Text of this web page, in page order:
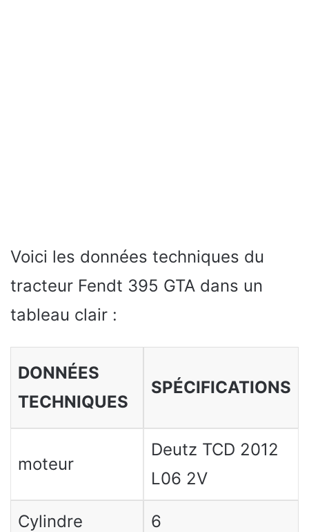
Voici les données techniques du
tracteur Fendt 395 GTA dans un
tableau clair :
DONNÉES
TECHNIQUES
SPÉCIFICATIONS
moteur
Deutz TCD 2012
L06 2V
Cylindre 6